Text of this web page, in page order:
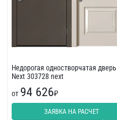
Недорогая одностворчатая дверь
Next 303728 next
от 94 626₽
ЗАЯВКА НА РАСЧЕТ